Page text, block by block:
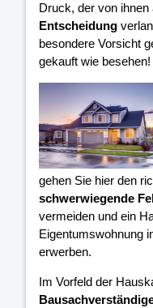
Druck, der von ihnen
Entscheidung
besondere Vorsicht
gekauft wie besehen!
gehen Sie hier den
schwerwiegende
vermeiden und ein
Eigentumswohnung
erwerben.
Im Vorfeld der